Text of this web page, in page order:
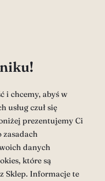
i chcemy, abyś w
usług czuł się
prezentujemy Ci
danych
które są
Sklep. Informacje te